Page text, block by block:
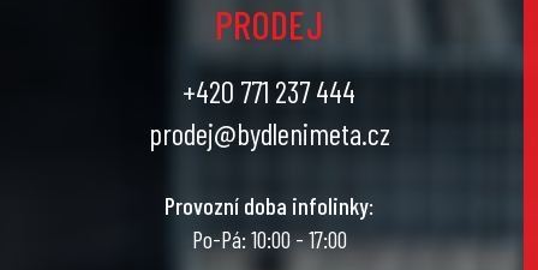
PRODEJ
+420 771 237 444
prodej@bydlenimeta.cz
Provozní doba infolinky:
Po-Pá: 10:00 - 17:00